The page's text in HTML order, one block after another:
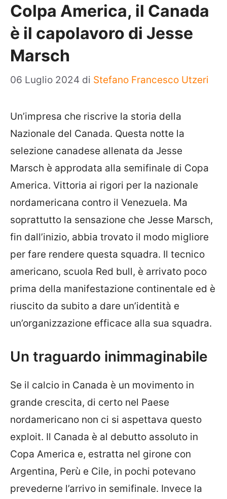
Colpa America, il Canada
è il capolavoro di Jesse
Marsch
06 Luglio 2024 di Stefano Francesco Utzeri
Un’impresa che riscrive la storia della
Nazionale del Canada. Questa notte la
selezione canadese allenata da Jesse
Marsch è approdata alla semifinale di Copa
America. Vittoria ai rigori per la nazionale
nordamericana contro il Venezuela. Ma
soprattutto la sensazione che Jesse Marsch,
fin dall’inizio, abbia trovato il modo migliore
per fare rendere questa squadra. Il tecnico
americano, scuola Red bull, è arrivato poco
prima della manifestazione continentale ed è
riuscito da subito a dare un’identità e
un’organizzazione efficace alla sua squadra.
Un traguardo inimmaginabile
Se il calcio in Canada è un movimento in
grande crescita, di certo nel Paese
nordamericano non ci si aspettava questo
exploit. Il Canada è al debutto assoluto in
Copa America e, estratta nel girone con
Argentina, Perù e Cile, in pochi potevano
prevederne l’arrivo in semifinale. Invece la